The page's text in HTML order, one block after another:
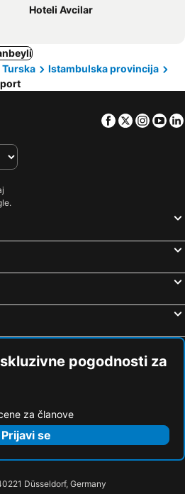
Hoteli Avcilar
Turska
Istambulska provincija
Facebook
Twitter
pogodnosti za
za članove
Prijavi se
Düsseldorf, Germany